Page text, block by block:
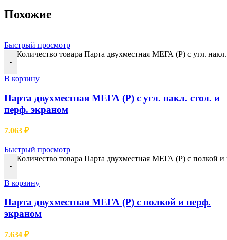
Похожие
Быстрый просмотр
-
Количество товара Парта двухместная МЕГА (Р) с угл.
В корзину
Парта двухместная МЕГА (Р) с угл. накл. стол. и
перф. экраном
7.063 ₽
Быстрый просмотр
-
Количество товара Парта двухместная МЕГА (Р) с полкой
В корзину
Парта двухместная МЕГА (Р) с полкой и перф.
экраном
7.634 ₽